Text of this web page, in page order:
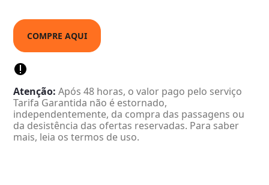
COMPRE AQUI
Atenção: Após 48 horas, o valor pago pelo serviço
Tarifa Garantida não é estornado,
independentemente, da compra das passagens ou
da desistência das ofertas reservadas. Para saber
mais, leia os termos de uso.